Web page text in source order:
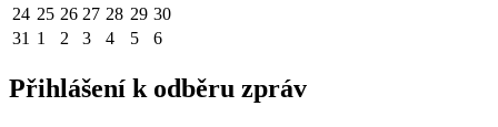
24 25 26 27 28 29 30
31 1 2 3 4 5 6
Přihlášení k odběru zpráv